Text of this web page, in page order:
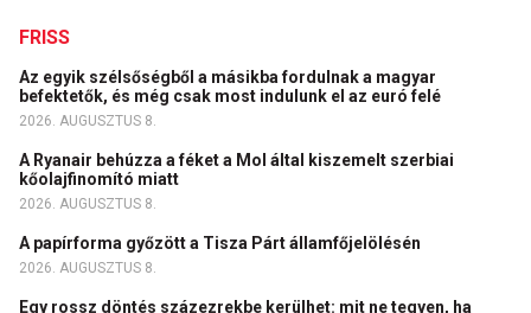
FRISS
Az egyik szélsőségből a másikba fordulnak a magyar
befektetők, és még csak most indulunk el az euró felé
2026. AUGUSZTUS 8.
A Ryanair behúzza a féket a Mol által kiszemelt szerbiai
kőolajfinomító miatt
2026. AUGUSZTUS 8.
A papírforma győzött a Tisza Párt államfőjelölésén
2026. AUGUSZTUS 8.
Egy rossz döntés százezrekbe kerülhet: mit ne tegyen, ha